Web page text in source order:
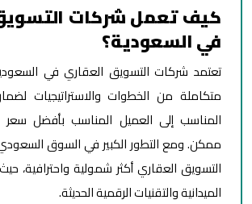
كيف تعمل شركات
في السعودية؟
تعتمد شركات التسويق العقاري في
متكاملة من الخطوات والاستراتيجيات
المناسب إلى العميل المناسب بأفضل
ممكن. ومع التطور الكبير في السوق
التسويق العقاري أكثر شمولية واحترافية،
الميدانية والتقنيات الرقمية الحديثة.